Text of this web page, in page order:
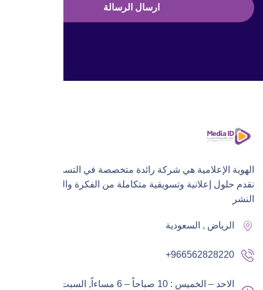
ارسال الرسالة
الهوية الإعلامية هي شركة رائدة متخصصة في التسويق الرقمي،
نقدم حلول إعلانية وتسويقية متكاملة من الفكرة والتنفيذ إلى
النشر
الرياض , السعودية
+966562828220
الاحد – الخميس : 10 صباحاً – 6 مساءاً,
السبت – الجمعة :